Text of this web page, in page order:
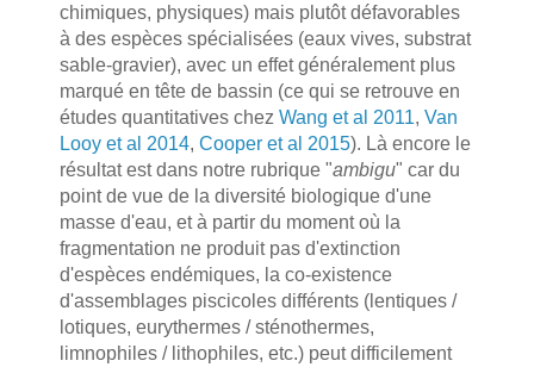
chimiques, physiques) mais plutôt défavorables
à des espèces spécialisées (eaux vives, substrat
sable-gravier), avec un effet généralement plus
marqué en tête de bassin (ce qui se retrouve en
études quantitatives chez Wang et al 2011, Van
Looy et al 2014, Cooper et al 2015). Là encore le
résultat est dans notre rubrique "ambigu" car du
point de vue de la diversité biologique d'une
masse d'eau, et à partir du moment où la
fragmentation ne produit pas d'extinction
d'espèces endémiques, la co-existence
d'assemblages piscicoles différents (lentiques /
lotiques, eurythermes / sténothermes,
limnophiles / lithophiles, etc.) peut difficilement